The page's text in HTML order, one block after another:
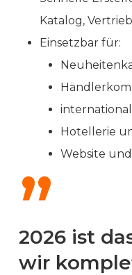
Katalog,
Einsetzbar für:
Hotellerie
Website
”
2026 ist
wir